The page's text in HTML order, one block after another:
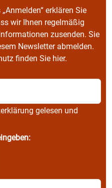
erklären Sie
wir Ihnen regelmäßig
zusenden. Sie
Newsletter abmelden.
finden Sie hier.
gelesen und